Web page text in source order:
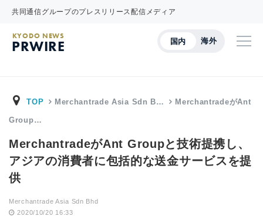
共同通信グループのプレスリリース配信メディア
国内 海外
KYODO NEWS
PRWIRE
TOP Merchantrade Asia Sdn B… MerchantradeがAnt
Group…
MerchantradeがAnt Groupと技術提携し、
アジアの消費者に包括的な送金サービスを提
供
Merchantrade Asia Sdn Bhd
2020/10/20 16:33